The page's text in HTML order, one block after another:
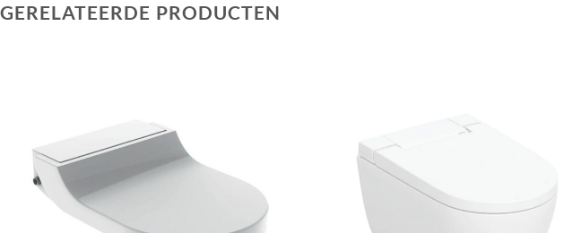
GERELATEERDE PRODUCTEN